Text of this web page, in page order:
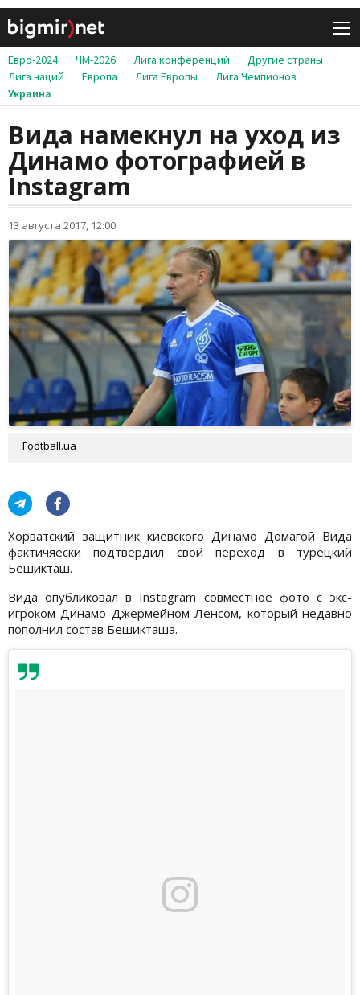
Евро-2024 ЧМ-2026 Лига конференций
Другие страны
Лига наций
Европа Лига Европы
Лига Чемпионов
Украина
Вида намекнул на уход из
Динамо фотографией в
Instagram
13 августа 2017, 12:00
Football.ua
Хорватский защитник киевского Динамо Домагой Вида
фактичяески подтвердил свой переход в турецкий
Бешикташ.
Вида опубликовал в Instagram совместное фото с экс-
игроком Динамо Джермейном Ленсом, который недавно
пополнил состав Бешикташа.